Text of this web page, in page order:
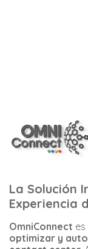
La Solución
Experiencia
OmniConnect es
optimizar y